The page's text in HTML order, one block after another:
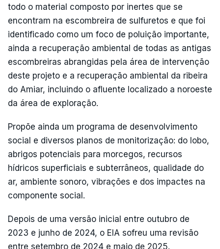
todo o material composto por inertes que se
encontram na escombreira de sulfuretos e que foi
identificado como um foco de poluição importante,
ainda a recuperação ambiental de todas as antigas
escombreiras abrangidas pela área de intervenção
deste projeto e a recuperação ambiental da ribeira
do Amiar, incluindo o afluente localizado a noroeste
da área de exploração.
Propõe ainda um programa de desenvolvimento
social e diversos planos de monitorização: do lobo,
abrigos potenciais para morcegos, recursos
hídricos superficiais e subterrâneos, qualidade do
ar, ambiente sonoro, vibrações e dos impactes na
componente social.
Depois de uma versão inicial entre outubro de
2023 e junho de 2024, o EIA sofreu uma revisão
entre setembro de 2024 e maio de 2025.